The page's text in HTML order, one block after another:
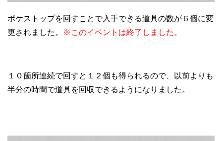
ポケストップを回すことで入手できる道具の数が６個に変
更されました。
※このイベントは終了しました。
１０箇所連続で回すと１２個も得られるので、以前よりも
半分の時間で道具を回収できるようになりました。